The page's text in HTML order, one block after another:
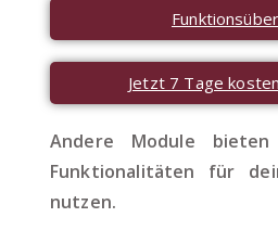
Jetzt 7 Tage
Andere Module
Funktionalitäten für
nutzen.